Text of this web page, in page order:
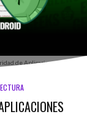
de Aplicaciones Android